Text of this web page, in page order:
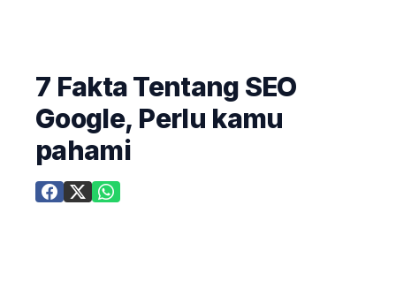
7 Fakta Tentang SEO
Google, Perlu kamu
pahami